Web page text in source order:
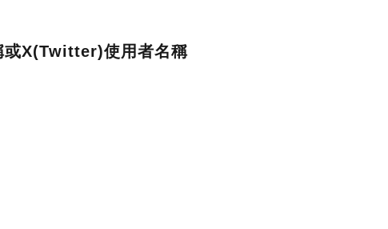
或X(Twitter)使用者名稱